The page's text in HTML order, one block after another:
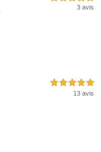
3 avis
5,0 étoiles sur 5
13 avis